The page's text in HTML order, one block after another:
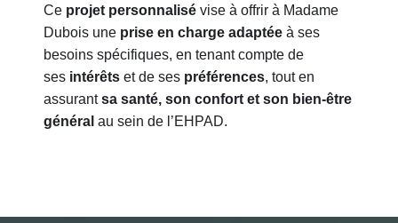
Ce projet personnalisé vise à offrir à Madame
Dubois une prise en charge adaptée à ses
besoins spécifiques, en tenant compte de
ses intérêts et de ses préférences, tout en
assurantsa santé, son confort et son bien-être
général au sein de l’EHPAD.